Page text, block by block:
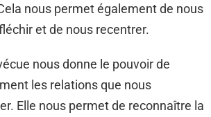
nous permet également de nous
et de nous recentrer.
nous donne le pouvoir de
les relations que nous
Elle nous permet de reconnaître la